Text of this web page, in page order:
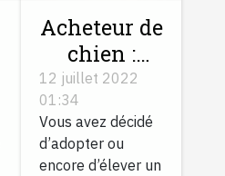
Acheteur de
chien :
trouvez
votre chiot
chez le bon
éleveur
12 juillet 2022
01:34
Vous avez décidé
d’adopter ou
encore d’élever un